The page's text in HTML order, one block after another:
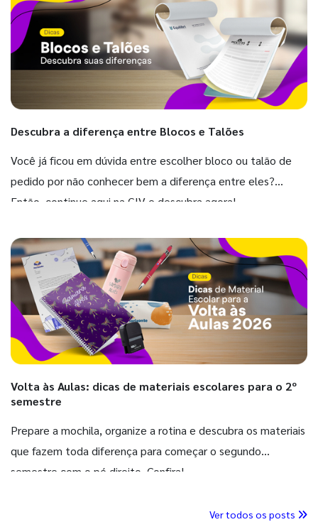
Descubra a diferença entre Blocos e Talões
Você já ficou em dúvida entre escolher bloco ou talão de
pedido por não conhecer bem a diferença entre eles?
Então, continue aqui na GIV e descubra agora!
Volta às Aulas: dicas de materiais escolares para o 2º
semestre
Prepare a mochila, organize a rotina e descubra os materiais
que fazem toda diferença para começar o segundo
semestre com o pé direito. Confira!
Ver todos os posts